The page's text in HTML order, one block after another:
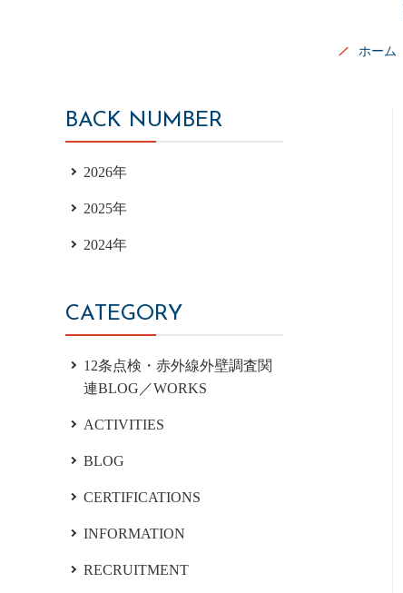
ホーム
BACK NUMBER
2026年
2025年
2024年
CATEGORY
12条点検・赤外線外壁調査関
連BLOG／WORKS
ACTIVITIES
BLOG
CERTIFICATIONS
INFORMATION
RECRUITMENT